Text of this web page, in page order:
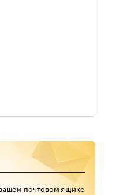
почтовом ящике